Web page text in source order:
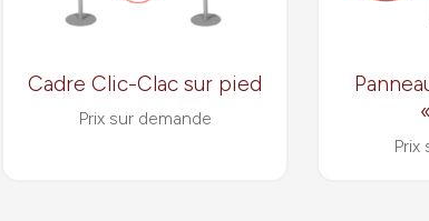
Cadre Clic-Clac sur pied
Prix sur demande
Prix